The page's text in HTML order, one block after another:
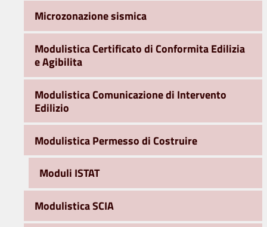
Microzonazione sismica
Modulistica Certificato di Conformita Edilizia
e Agibilita
Modulistica Comunicazione di Intervento
Edilizio
Modulistica Permesso di Costruire
Moduli ISTAT
Modulistica SCIA